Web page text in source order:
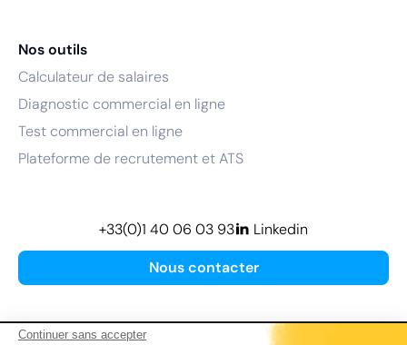
Continuer sans accepter
Nos outils
Calculateur de salaires
Diagnostic commercial en ligne
Test commercial en ligne
Plateforme de recrutement et ATS
Nous contacter
+33(0)1 40 06 03 93 Linkedin